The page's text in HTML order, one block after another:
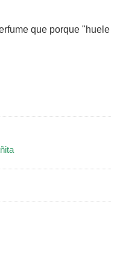
que porque "huele